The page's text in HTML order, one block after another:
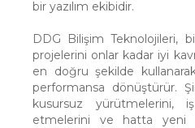
bir yazılım ekibidir.
DDG Bilişim Teknolojileri,
projelerini onlar kadar iyi
en doğru şekilde
performansa dönüştürür.
kusursuz yürütmelerini, iş
etmelerini ve hatta yeni iş